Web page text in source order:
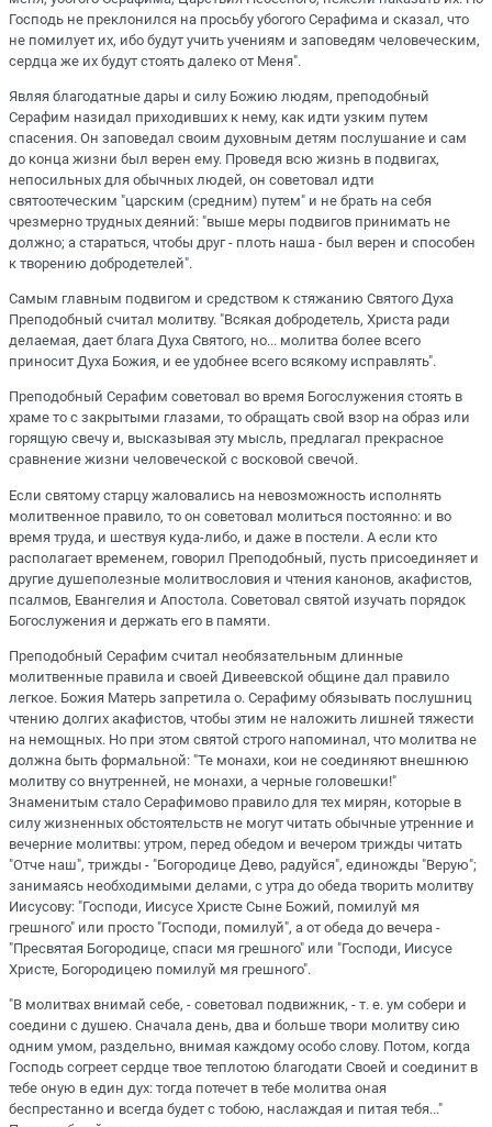
Господь не преклонился на просьбу убогого Серафима и сказал, что
не помилует их, ибо будут учить учениям и заповедям человеческим,
сердца же их будут стоять далеко от Меня".
Являя благодатные дары и силу Божию людям, преподобный
Серафим назидал приходивших к нему, как идти узким путем
спасения. Он заповедал своим духовным детям послушание и сам
до конца жизни был верен ему. Проведя всю жизнь в подвигах,
непосильных для обычных людей, он советовал идти
святоотеческим "царским (средним) путем" и не брать на себя
чрезмерно трудных деяний: "выше меры подвигов принимать не
должно; а стараться, чтобы друг - плоть наша - был верен и способен
к творению добродетелей".
Самым главным подвигом и средством к стяжанию Святого Духа
Преподобный считал молитву. "Всякая добродетель, Христа ради
делаемая, дает блага Духа Святого, но... молитва более всего
приносит Духа Божия, и ее удобнее всего всякому исправлять".
Преподобный Серафим советовал во время Богослужения стоять в
храме то с закрытыми глазами, то обращать свой взор на образ или
горящую свечу и, высказывая эту мысль, предлагал прекрасное
сравнение жизни человеческой с восковой свечой.
Если святому старцу жаловались на невозможность исполнять
молитвенное правило, то он советовал молиться постоянно: и во
время труда, и шествуя куда-либо, и даже в постели. А если кто
располагает временем, говорил Преподобный, пусть присоединяет и
другие душеполезные молитвословия и чтения канонов, акафистов,
псалмов, Евангелия и Апостола. Советовал святой изучать порядок
Богослужения и держать его в памяти.
Преподобный Серафим считал необязательным длинные
молитвенные правила и своей Дивеевской общине дал правило
легкое. Божия Матерь запретила о. Серафиму обязывать послушниц
чтению долгих акафистов, чтобы этим не наложить лишней тяжести
на немощных. Но при этом святой строго напоминал, что молитва не
должна быть формальной: "Те монахи, кои не соединяют внешнюю
молитву со внутренней, не монахи, а черные головешки!"
Знаменитым стало Серафимово правило для тех мирян, которые в
силу жизненных обстоятельств не могут читать обычные утренние и
вечерние молитвы: утром, перед обедом и вечером трижды читать
"Отче наш", трижды - "Богородице Дево, радуйся", единожды "Верую";
занимаясь необходимыми делами, с утра до обеда творить молитву
Иисусову: "Господи, Иисусе Христе Сыне Божий, помилуй мя
грешного" или просто "Господи, помилуй", а от обеда до вечера -
"Пресвятая Богородице, спаси мя грешного" или "Господи, Иисусе
Христе, Богородицею помилуй мя грешного".
"В молитвах внимай себе, - советовал подвижник, - т. е. ум собери и
соедини с душею. Сначала день, два и больше твори молитву сию
одним умом, раздельно, внимая каждому особо слову. Потом, когда
Господь согреет сердце твое теплотою благодати Своей и соединит в
тебе оную в един дух: тогда потечет в тебе молитва оная
беспрестанно и всегда будет с тобою, наслаждая и питая тебя..."